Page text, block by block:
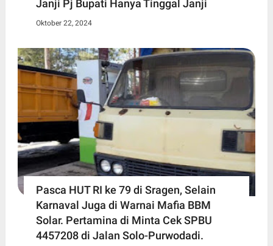
Janji Pj Bupati Hanya Tinggal Janji
Oktober 22, 2024
Pasca HUT RI ke 79 di Sragen, Selain
Karnaval Juga di Warnai Mafia BBM
Solar. Pertamina di Minta Cek SPBU
4457208 di Jalan Solo-Purwodadi.